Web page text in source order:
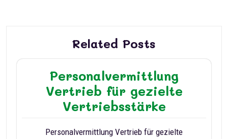
Related Posts
Personalvermittlung
Vertrieb für gezielte
Vertriebsstärke
Personalvermittlung Vertrieb für gezielte